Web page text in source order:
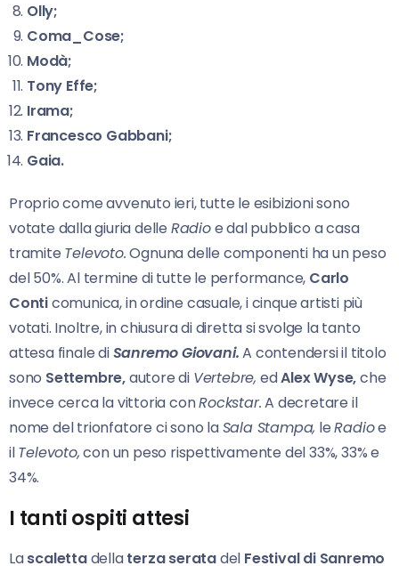
Olly;
Coma_Cose;
Modà;
Tony Effe;
Irama;
Francesco Gabbani;
Gaia.
Proprio come avvenuto ieri, tutte le esibizioni sono
votate dalla giuria delle Radioe dal pubblico a casa
tramite Televoto.Ognuna delle componenti ha un peso
del 50%. Al termine di tutte le performance, Carlo
Conticomunica, in ordine casuale, i cinque artisti più
votati. Inoltre, in chiusura di diretta si svolge la tanto
attesa finale diSanremo Giovani.A contendersi il titolo
sono Settembre,autore di Vertebre, edAlex Wyse,che
invece cerca la vittoria conRockstar.A decretare il
nome del trionfatore ci sono laSala Stampa, leRadioe
ilTelevoto,con un peso rispettivamente del 33%, 33% e
34%.
I tanti ospiti attesi
Lascalettadellaterza seratadel Festival di Sanremo